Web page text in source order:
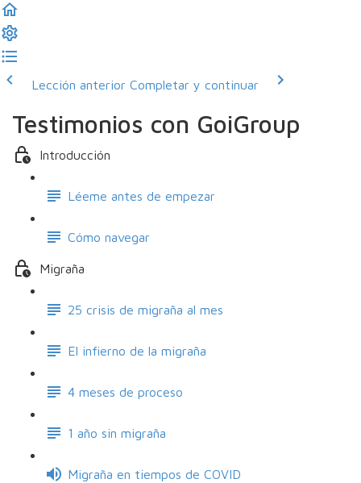
Lección anterior Completar y continuar
Testimonios con GoiGroup
Introducción
Léeme antes de empezar
Cómo navegar
Migraña
25 crisis de migraña al mes
El infierno de la migraña
4 meses de proceso
1 año sin migraña
Migraña en tiempos de COVID